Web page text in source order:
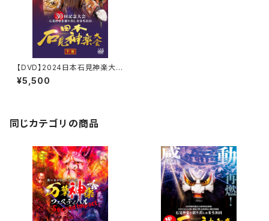
【DVD】2024日本石見神楽大会
〈下巻〉
¥5,500
同じカテゴリの商品